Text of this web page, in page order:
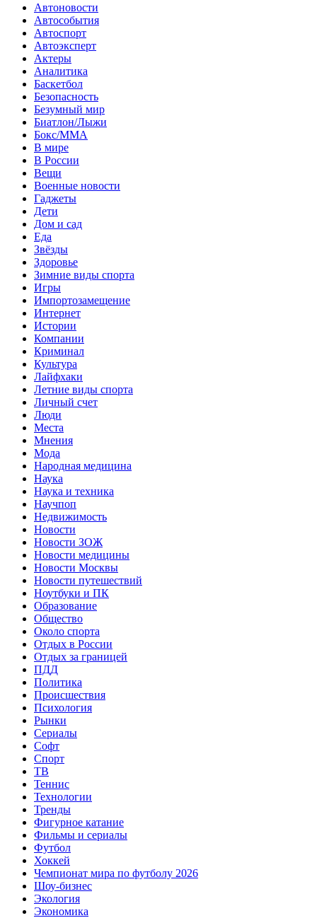
Автоновости
Автособытия
Автоспорт
Автоэксперт
Актеры
Аналитика
Баскетбол
Безопасность
Безумный мир
Биатлон/Лыжи
Бокс/MMA
В мире
В России
Вещи
Военные новости
Гаджеты
Дети
Дом и сад
Еда
Звёзды
Здоровье
Зимние виды спорта
Игры
Импортозамещение
Интернет
Истории
Компании
Криминал
Культура
Лайфхаки
Летние виды спорта
Личный счет
Люди
Места
Мнения
Мода
Народная медицина
Наука
Наука и техника
Научпоп
Недвижимость
Новости
Новости ЗОЖ
Новости медицины
Новости Москвы
Новости путешествий
Ноутбуки и ПК
Образование
Общество
Около спорта
Отдых в России
Отдых за границей
ПДД
Политика
Происшествия
Психология
Рынки
Сериалы
Софт
Спорт
ТВ
Теннис
Технологии
Тренды
Фигурное катание
Фильмы и сериалы
Футбол
Хоккей
Чемпионат мира по футболу 2026
Шоу-бизнес
Экология
Экономика